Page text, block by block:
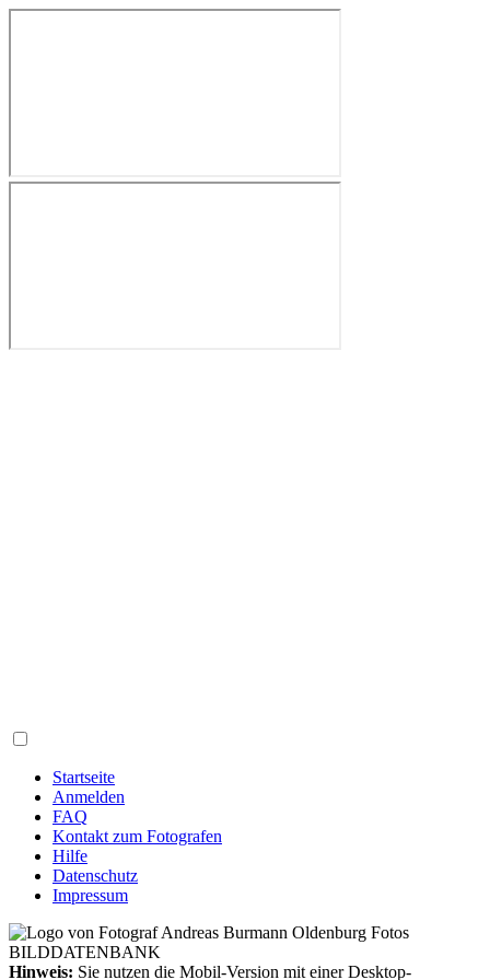
Startseite
Anmelden
FAQ
Kontakt zum Fotografen
Hilfe
Datenschutz
Impressum
Hinweis: Sie nutzen die Mobil-Version mit einer Desktop-